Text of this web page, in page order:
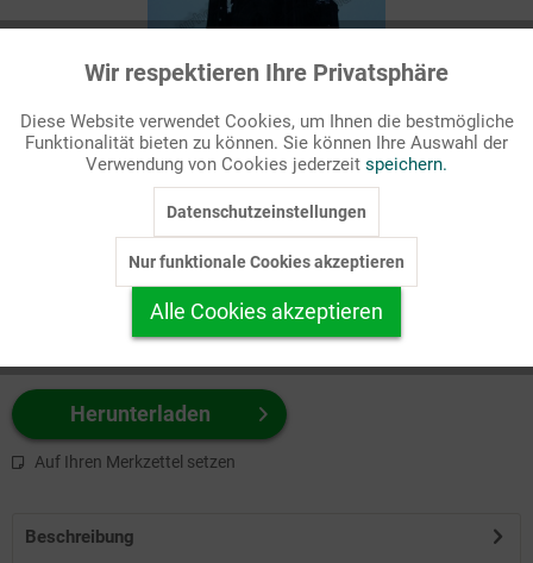
Passende Stichworte
Pfingsten, Titelbilder
zuerst Ihr Produktformat aus.
z.B. Farbe-Grafik, Schwarz-Weiß-Grafik, mit/ohne Text ...
Herunterladen
Auf Ihren Merkzettel setzen
Beschreibung
Funktionale Aktiv
Marketing Inaktiv
Personalisierung Inaktiv
Service
Wir respektieren Ihre Privatsphäre
Diese Website verwendet Cookies, um Ihnen die bestmögliche
Funktionalität bieten zu können. Sie können Ihre Auswahl der
Verwendung von Cookies jederzeit speichern.
Datenschutzeinstellungen
Nur funktionale Cookies akzeptieren
Alle Cookies akzeptieren